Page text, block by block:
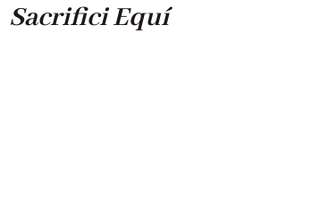
Sacrifici Equí